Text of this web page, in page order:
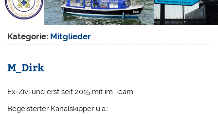
Kategorie: Mitglieder
M_Dirk
Ex-Zivi und erst seit 2015 mit im Team.
Begeisterter Kanalskipper u.a.: